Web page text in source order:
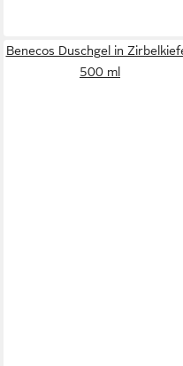
Benecos Duschgel in
500 ml